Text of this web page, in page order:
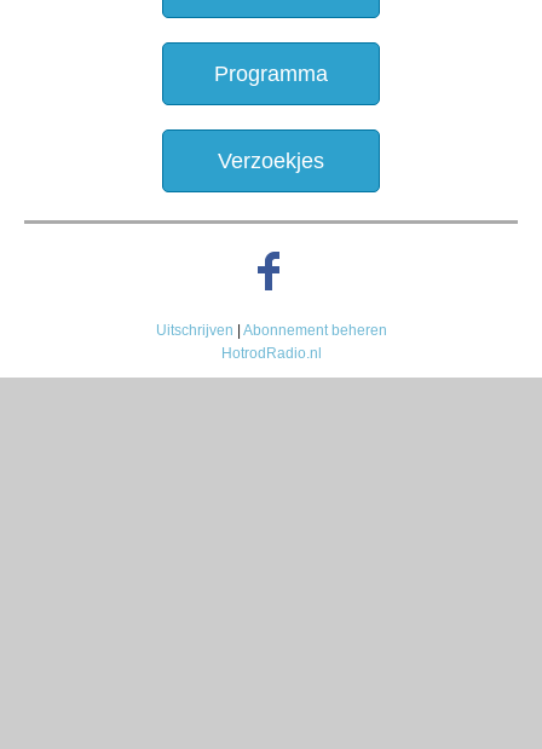
Programma
Verzoekjes
Uitschrijven
Abonnement beheren
HotrodRadio.nl